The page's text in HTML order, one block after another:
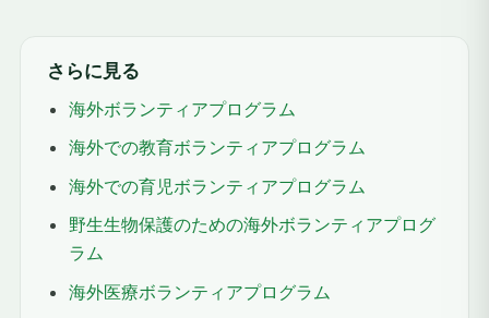
さらに見る
海外ボランティアプログラム
海外での教育ボランティアプログラム
海外での育児ボランティアプログラム
野生生物保護のための海外ボランティアプログ
ラム
海外医療ボランティアプログラム